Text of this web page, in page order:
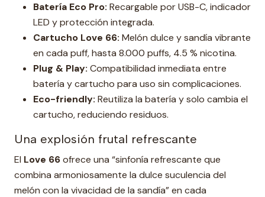
Batería Eco Pro: Recargable por USB-C, indicador
LED y protección integrada.
Cartucho Love 66: Melón dulce y sandía vibrante
en cada puff, hasta 8.000 puffs, 4.5 % nicotina.
Plug & Play: Compatibilidad inmediata entre
batería y cartucho para uso sin complicaciones.
Eco-friendly: Reutiliza la batería y solo cambia el
cartucho, reduciendo residuos.
Una explosión frutal refrescante
El Love 66ofrece una “sinfonía refrescante que
combina armoniosamente la dulce suculencia del
melón con la vivacidad de la sandía” en cada